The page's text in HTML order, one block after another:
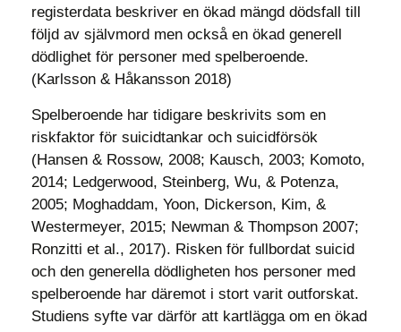
registerdata beskriver en ökad mängd dödsfall till
följd av självmord men också en ökad generell
dödlighet för personer med spelberoende.
(Karlsson & Håkansson 2018)
Spelberoende har tidigare beskrivits som en
riskfaktor för suicidtankar och suicidförsök
(Hansen & Rossow, 2008; Kausch, 2003; Komoto,
2014; Ledgerwood, Steinberg, Wu, & Potenza,
2005; Moghaddam, Yoon, Dickerson, Kim, &
Westermeyer, 2015; Newman & Thompson 2007;
Ronzitti et al., 2017). Risken för fullbordat suicid
och den generella dödligheten hos personer med
spelberoende har däremot i stort varit outforskat.
Studiens syfte var därför att kartlägga om en ökad